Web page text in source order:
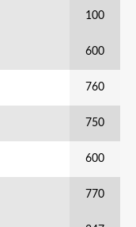
100
600
760
750
600
770